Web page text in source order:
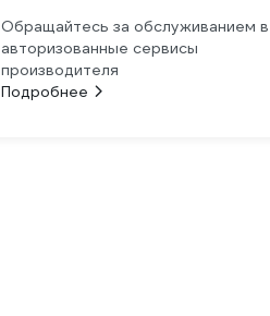
Обращайтесь за обслуживанием в
авторизованные сервисы
производителя
Подробнее